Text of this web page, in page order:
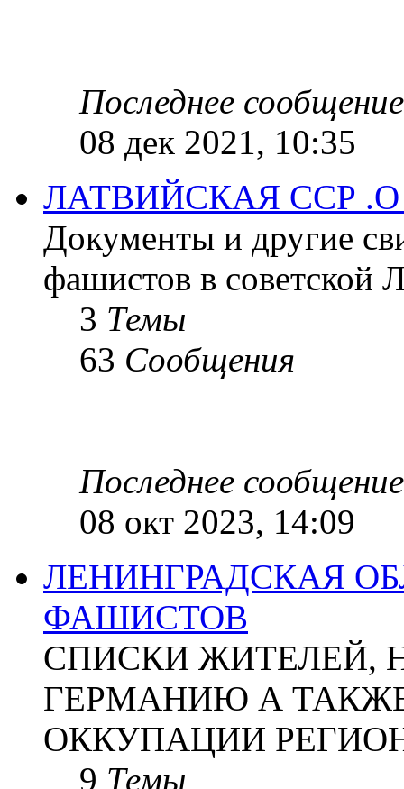
Последнее сообщение
08 дек 2021, 10:35
ЛАТВИЙСКАЯ ССР
Документы и другие
фашистов в советской
3 Темы
63 Сообщения
Последнее сообщение
08 окт 2023, 14:09
ЛЕНИНГРАДСКАЯ
ФАШИСТОВ
СПИСКИ ЖИТЕЛЕЙ,
ГЕРМАНИЮ А
ОККУПАЦИИ
9 Темы